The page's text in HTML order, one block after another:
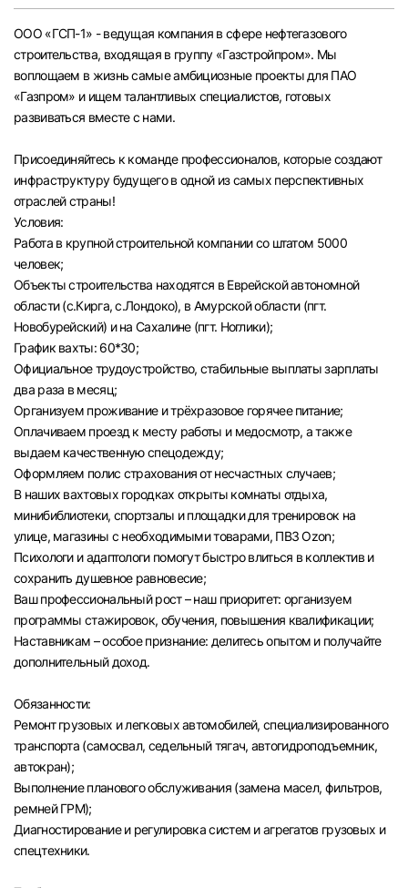
Самара
Оренбург
Ульяновск
Курган
Уфа
ООО «ГСП-1» - ведущая компания в сфере нефтегазового
строительства, входящая в группу «Газстройпром». Мы
воплощаем в жизнь самые амбициозные проекты для ПАО
«Газпром» и ищем талантливых специалистов, готовых
развиваться вместе с нами.
Присоединяйтесь к команде профессионалов, которые создают
инфраструктуру будущего в одной из самых перспективных
отраслей страны!
Условия:
Работа в крупной строительной компании со штатом 5000
человек;
Объекты строительства находятся в Еврейской автономной
области (с.Кирга, с.Лондоко), в Амурской области (пгт.
Новобурейский) и на Сахалине (пгт. Ноглики);
График вахты: 60*30;
Официальное трудоустройство, стабильные выплаты зарплаты
два раза в месяц;
Организуем проживание и трёхразовое горячее питание;
Оплачиваем проезд к месту работы и медосмотр, а также
выдаем качественную спецодежду;
Оформляем полис страхования от несчастных случаев;
В наших вахтовых городках открыты комнаты отдыха,
минибиблиотеки, спортзалы и площадки для тренировок на
улице, магазины с необходимыми товарами, ПВЗ Ozon;
Психологи и адаптологи помогут быстро влиться в коллектив и
сохранить душевное равновесие;
Ваш профессиональный рост – наш приоритет: организуем
программы стажировок, обучения, повышения квалификации;
Наставникам – особое признание: делитесь опытом и получайте
дополнительный доход.
Обязанности:
Ремонт грузовых и легковых автомобилей, специализированного
транспорта (самосвал, седельный тягач, автогидроподъемник,
автокран);
Выполнение планового обслуживания (замена масел, фильтров,
ремней ГРМ);
Диагностирование и регулировка систем и агрегатов грузовых и
спецтехники.